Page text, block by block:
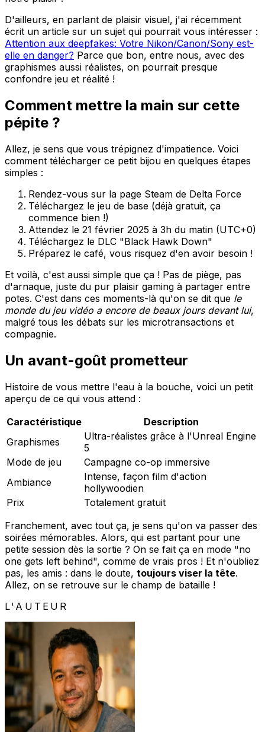
D'ailleurs, en parlant de plaisir visuel, j'ai récemment
écrit un article sur un sujet qui pourrait vous intéresser :
Attention aux deepfakes: Votre Nikon/Canon/Sony est-
elle en danger? Parce que bon, entre nous, avec des
graphismes aussi réalistes, on pourrait presque
confondre jeu et réalité !
Comment mettre la main sur cette
pépite ?
Allez, je sens que vous trépignez d'impatience. Voici
comment télécharger ce petit bijou en quelques étapes
simples :
Rendez-vous sur la page Steam de Delta Force
Téléchargez le jeu de base (déjà gratuit, ça
commence bien !)
Attendez le 21 février 2025 à 3h du matin (UTC+0)
Téléchargez le DLC "Black Hawk Down"
Préparez le café, vous risquez d'en avoir besoin !
Et voilà, c'est aussi simple que ça ! Pas de piège, pas
d'arnaque, juste du pur plaisir gaming à partager entre
potes. C'est dans ces moments-là qu'on se dit que le
monde du jeu vidéo a encore de beaux jours devant lui,
malgré tous les débats sur les microtransactions et
compagnie.
Un avant-goût prometteur
Histoire de vous mettre l'eau à la bouche, voici un petit
aperçu de ce qui vous attend :
Caractéristique
Description
Graphismes
Ultra-réalistes grâce à l'Unreal Engine
5
Mode de jeu
Campagne co-op immersive
Ambiance
Intense, façon film d'action
hollywoodien
Prix
Totalement gratuit
Franchement, avec tout ça, je sens qu'on va passer des
soirées mémorables. Alors, qui est partant pour une
petite session dès la sortie ? On se fait ça en mode "no
one gets left behind", comme de vrais pros ! Et n'oubliez
pas, les amis : dans le doute, toujours viser la tête.
Allez, on se retrouve sur le champ de bataille !
L'AUTEUR